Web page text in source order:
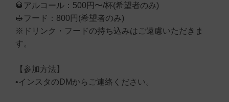
🥃アルコール：500円〜/杯(希望者のみ)
🥪フード：800円(希望者のみ)
※ドリンク・フードの持ち込みはご遠慮いただきま
す。
【参加方法】
•インスタのDMからご連絡ください。